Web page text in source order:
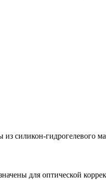
гидрогелевого
для оптической